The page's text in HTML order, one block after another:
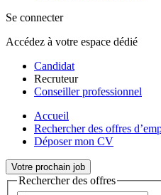
Se connecter
Accédez à votre espace dédié
Candidat
Recruteur
Conseiller professionnel
Accueil
Rechercher des offres
Déposer mon CV
Votre prochain job
Rechercher des offres